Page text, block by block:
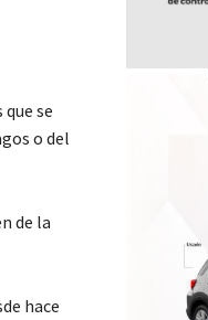
se
o del
de la
hace